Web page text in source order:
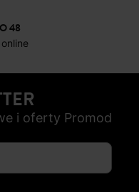
48
i oferty Promod